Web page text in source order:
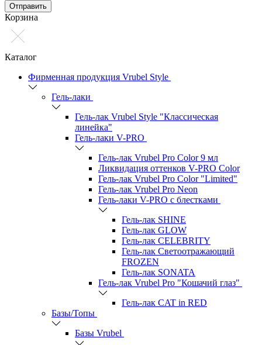
Отправить
Корзина
Каталог
Фирменная продукция Vrubel Style
Гель-лаки
Гель-лак Vrubel Style "Классическая
линейка"
Гель-лаки V-PRO
Гель-лак Vrubel Pro Color 9 мл
Ликвидация оттенков V-PRO Color
Гель-лак Vrubel Pro Color "Limited"
Гель-лак Vrubel Pro Neon
Гель-лаки V-PRO c блестками
Гель-лак SHINE
Гель-лак GLOW
Гель-лак CELEBRITY
Гель-лак Светоотражающий
FROZEN
Гель-лак SONATA
Гель-лак Vrubel Pro "Кошачий глаз"
Гель-лак CAT in RED
Базы/Топы
Базы Vrubel